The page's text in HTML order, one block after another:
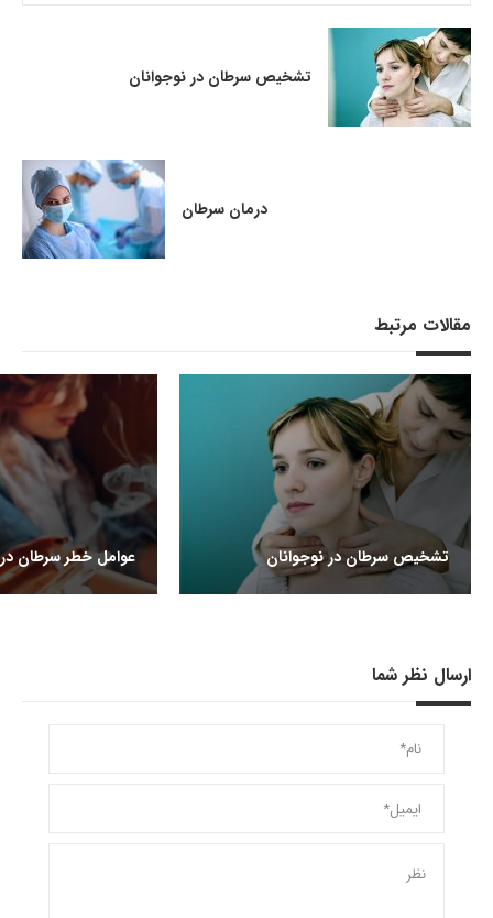
تشخیص سرطان در نوجوانان
درمان سرطان
مقالات مرتبط
تشخیص سرطان در نوجوانان عوامل خطر سرطان
ارسال نظر شما